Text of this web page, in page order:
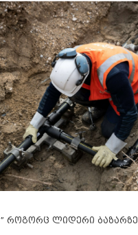
როგორც ლიდერი ბაზარზე